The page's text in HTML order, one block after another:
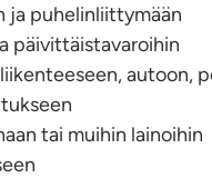
ja puhelinliittymään
päivittäistavaroihin
autoon,
tai muihin lainoihin